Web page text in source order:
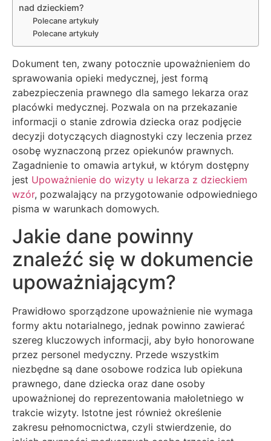
nad dzieckiem?
Polecane artykuły
Polecane artykuły
Dokument ten, zwany potocznie upoważnieniem do
sprawowania opieki medycznej, jest formą
zabezpieczenia prawnego dla samego lekarza oraz
placówki medycznej. Pozwala on na przekazanie
informacji o stanie zdrowia dziecka oraz podjęcie
decyzji dotyczących diagnostyki czy leczenia przez
osobę wyznaczoną przez opiekunów prawnych.
Zagadnienie to omawia artykuł, w którym dostępny
jest Upoważnienie do wizyty u lekarza z dzieckiem
wzór, pozwalający na przygotowanie odpowiedniego
pisma w warunkach domowych.
Jakie dane powinny
znaleźć się w dokumencie
upoważniającym?
Prawidłowo sporządzone upoważnienie nie wymaga
formy aktu notarialnego, jednak powinno zawierać
szereg kluczowych informacji, aby było honorowane
przez personel medyczny. Przede wszystkim
niezbędne są dane osobowe rodzica lub opiekuna
prawnego, dane dziecka oraz dane osoby
upoważnionej do reprezentowania małoletniego w
trakcie wizyty. Istotne jest również określenie
zakresu pełnomocnictwa, czyli stwierdzenie, do